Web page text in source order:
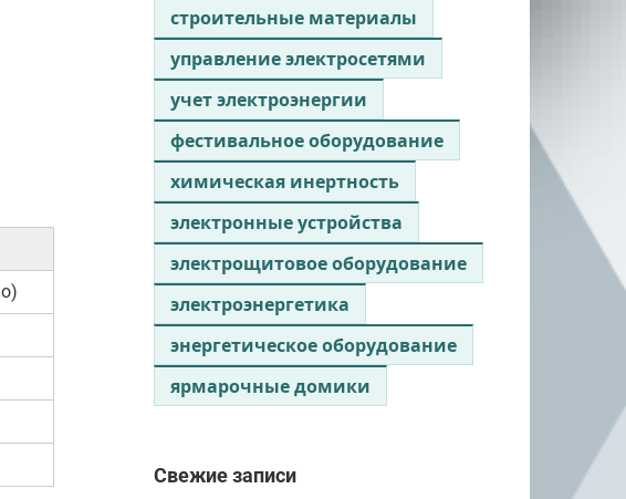
строительные материалы
управление электросетями
учет электроэнергии
фестивальное оборудование
химическая инертность
электронные устройства
электрощитовое оборудование
электроэнергетика
энергетическое оборудование
ярмарочные домики
Свежие записи